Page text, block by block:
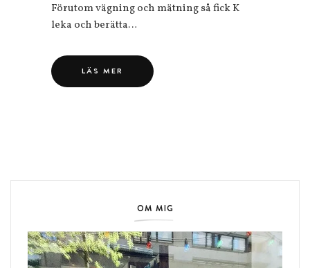
Förutom vägning och mätning så fick K
leka och berätta…
LÄS MER
OM MIG